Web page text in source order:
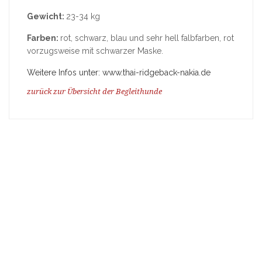
Gewicht: 23-34 kg
Farben: rot, schwarz, blau und sehr hell falbfarben, rot
vorzugsweise mit schwarzer Maske.
Weitere Infos unter: www.thai-ridgeback-nakia.de
zurück zur Übersicht der Begleithunde